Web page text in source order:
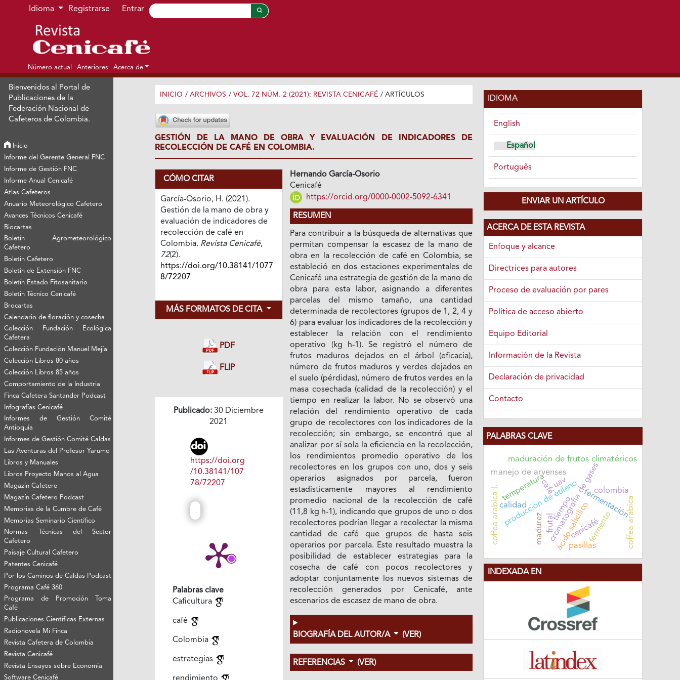
Ir al menú de navegación principal
Ir al contenido principal
Ir al pie de página del sitio
Idioma Registrarse Entrar
Número actual Anteriores Acerca de
Bienvenidos al Portal de
Publicaciones de la
Federación Nacional de
Cafeteros de Colombia.
Inicio
Informe del Gerente General FNC
Informe de Gestión FNC
Informe Anual Cenicafé
Atlas Cafeteros
Anuario Meteorológico Cafetero
Avances Técnicos Cenicafé
Biocartas
Boletín Agrometeorológico
Cafetero
Boletín Cafetero
Boletín de Extensión FNC
Boletín Estado Fitosanitario
Boletín Técnico Cenicafé
Brocartas
Calendario de floración y cosecha
Colección Fundación Ecológica
Cafetera
Colección Fundación Manuel Mejía
Colección Libros 80 años
Colección Libros 85 años
Comportamiento de la Industria
Finca Cafetera Santander Podcast
Infografías Cenicafé
Informes de Gestión Comité
Antioquía
Informes de Gestión Comité Caldas
Las Aventuras del Profesor Yarumo
Libros y Manuales
Libros Proyecto Manos al Agua
Magazín Cafetero
Magazín Cafetero Podcast
Memorias de la Cumbre de Café
Memorias Seminario Científico
Normas Técnicas del Sector
Cafetero
Paisaje Cultural Cafetero
Patentes Cenicafé
Por los Caminos de Caldas Podcast
Programa Café 360
Programa de Promoción Toma
Café
Publicaciones Científicas Externas
Radionovela Mi Finca
Revista Cafetera de Colombia
Revista Cenicafé
Revista Ensayos sobre Economía
Software Cenicafé
INICIO / ARCHIVOS / VOL. 72 NÚM. 2 (2021): REVISTA CENICAFÉ / ARTÍCULOS
GESTIÓN DE LA MANO DE OBRA Y EVALUACIÓN DE INDICADORES DE
RECOLECCIÓN DE CAFÉ EN COLOMBIA.
CÓMO CITAR
García-Osorio, H. (2021).
Gestión de la mano de obra y
evaluación de indicadores de
recolección de café en
Colombia. Revista Cenicafé,
72(2).
https://doi.org/10.38141/1077
8/72207
MÁS FORMATOS DE CITA
PDF
FLIP
Publicado: 30 Diciembre
2021
https://doi.org
/10.38141/107
78/72207
Palabras clave
Caficultura
café
Colombia
estrategias
Hernando García-Osorio
Cenicafé
https://orcid.org/0000-0002-5092-6341
RESUMEN
Para contribuir a la búsqueda de alternativas que
permitan compensar la escasez de la mano de
obra en la recolección de café en Colombia, se
estableció en dos estaciones experimentales de
Cenicafé una estrategia de gestión de la mano de
obra para esta labor, asignando a diferentes
parcelas del mismo tamaño, una cantidad
determinada de recolectores (grupos de 1, 2, 4 y
6) para evaluar los indicadores de la recolección y
establecer la relación con el rendimiento
operativo (kg h-1). Se registró el número de
frutos maduros dejados en el árbol (eficacia),
número de frutos maduros y verdes dejados en
el suelo (pérdidas), número de frutos verdes en la
masa cosechada (calidad de la recolección) y el
tiempo en realizar la labor. No se observó una
relación del rendimiento operativo de cada
grupo de recolectores con los indicadores de la
recolección; sin embargo, se encontró que al
analizar por sí sola la eficiencia en la recolección,
los rendimientos promedio operativo de los
recolectores en los grupos con uno, dos y seis
operarios asignados por parcela, fueron
estadísticamente mayores al rendimiento
promedio nacional de la recolección de café
(11,8 kg h-1), indicando que grupos de uno o dos
recolectores podrían llegar a recolectar la misma
cantidad de café que grupos de hasta seis
operarios por parcela. Este resultado muestra la
posibilidad de establecer estrategias para la
cosecha de café con pocos recolectores y
adoptar conjuntamente los nuevos sistemas de
recolección generados por Cenicafé, ante
escenarios de escasez de mano de obra.
BIOGRAFÍA DEL AUTOR/A (VER)
REFERENCIAS (VER)
IDIOMA
English
Español
Português
ENVIAR UN ARTÍCULO
ACERCA DE ESTA REVISTA
Enfoque y alcance
Directrices para autores
Proceso de evaluación por pares
Política de acceso abierto
Equipo Editorial
Información de la Revista
Declaración de privacidad
Contacto
PALABRAS CLAVE
ácido salicílico
café
cenicafé
cromatografía de gases
maduración de frutos climatéricos
producción de etileno
frutal
madurez
calidad fermentación
fermento
tiempo
temperatura
coffea arabica l.
manejo de arvenses
colombia
coffea arabica
pasillas
uav
INDEXADA EN